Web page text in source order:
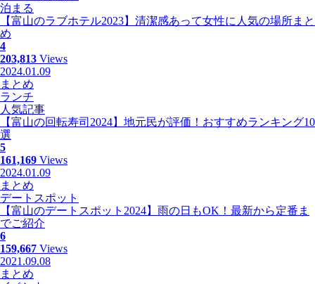
泊まる
【富山のラブホテル2023】清潔感あって女性に人気の場所まと
め
4
203,813 Views
2024.01.09
まとめ
ランチ
人気記事
【富山の回転寿司2024】地元民が評価！おすすめランキング10
選
5
161,169 Views
2024.01.09
まとめ
デートスポット
【富山のデートスポット2024】雨の日もOK！最新から定番ま
でご紹介
6
159,667 Views
2021.09.08
まとめ